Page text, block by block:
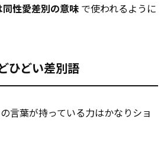
性愛差別の意味 で使われるように
ひどい差別語
言葉が持っている力はかなりショ